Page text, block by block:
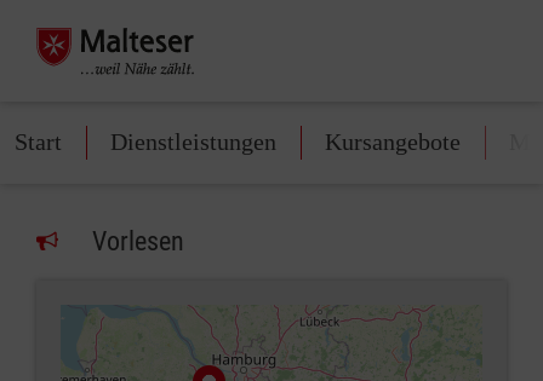
Start Dienstleistungen Kursangebote
Vorlesen